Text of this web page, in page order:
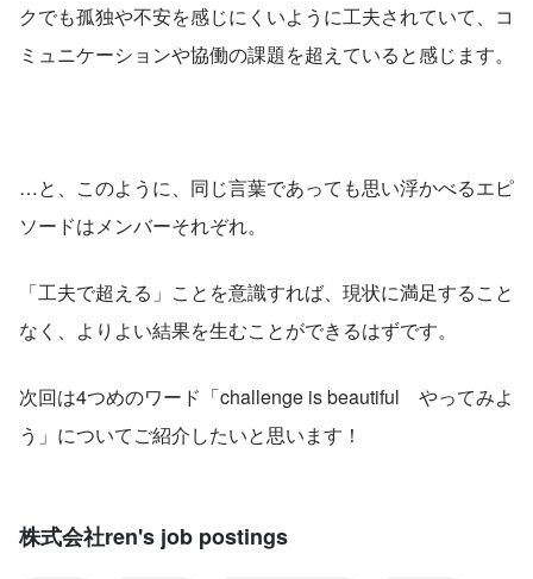
クでも孤独や不安を感じにくいように工夫されていて、コ
ミュニケーションや協働の課題を超えていると感じます。
…と、このように、同じ言葉であっても思い浮かべるエピ
ソードはメンバーそれぞれ。
「工夫で超える」ことを意識すれば、現状に満足すること
なく、よりよい結果を生むことができるはずです。
次回は4つめのワード「challenge is beautiful　やってみよ
う」についてご紹介したいと思います！
株式会社ren's job postings